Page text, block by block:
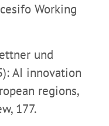
Working
und
AI innovation
regions,
177.